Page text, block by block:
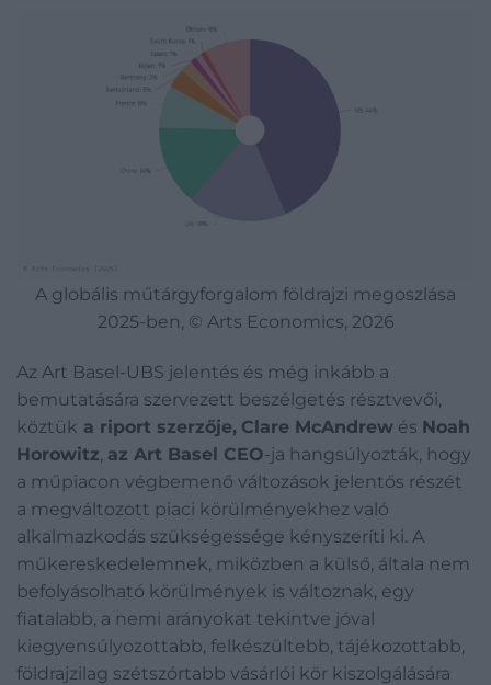
A globális műtárgyforgalom földrajzi megoszlása
2025-ben, © Arts Economics, 2026
Az Art Basel-UBS jelentés és még inkább a
bemutatására szervezett beszélgetés résztvevői,
köztük a riport szerzője, Clare McAndrew és Noah
Horowitz, az Art Basel CEO-ja hangsúlyozták, hogy
a műpiacon végbemenő változások jelentős részét
a megváltozott piaci körülményekhez való
alkalmazkodás szükségessége kényszeríti ki. A
műkereskedelemnek, miközben a külső, általa nem
befolyásolható körülmények is változnak, egy
fiatalabb, a nemi arányokat tekintve jóval
kiegyensúlyozottabb, felkészültebb, tájékozottabb,
földrajzilag szétszórtabb vásárlói kör kiszolgálására